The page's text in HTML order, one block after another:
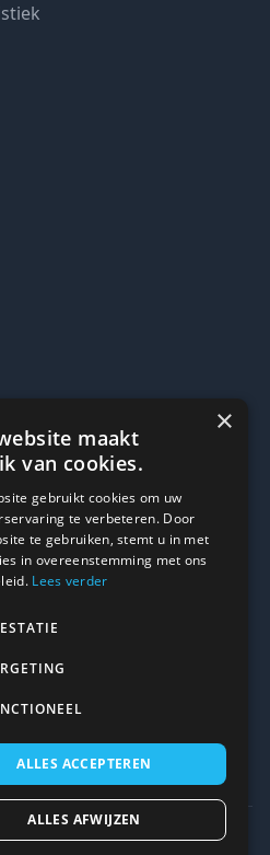
(DAS)
(UEA)
bij de overheid?
cijfers
aanbesteding
×
maakt
van cookies.
gebruikt cookies om uw
te verbeteren. Door
te gebruiken, stemt u in met
in overeenstemming met ons
Lees verder
ALLES ACCEPTEREN
ALLES AFWIJZEN